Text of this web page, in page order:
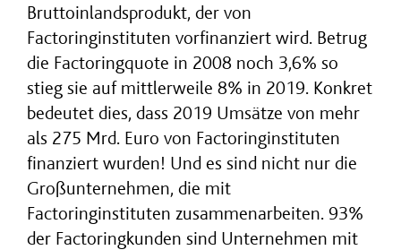
Bruttoinlandsprodukt, der von
Factoringinstituten vorfinanziert wird. Betrug
die Factoringquote in 2008 noch 3,6% so
stieg sie auf mittlerweile 8% in 2019. Konkret
bedeutet dies, dass 2019 Umsätze von mehr
als 275 Mrd. Euro von Factoringinstituten
finanziert wurden! Und es sind nicht nur die
Großunternehmen, die mit
Factoringinstituten zusammenarbeiten. 93%
der Factoringkunden sind Unternehmen mit